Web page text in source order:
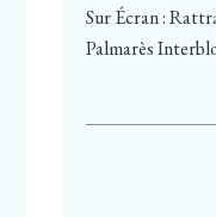
Sur Écran :
Palmarès